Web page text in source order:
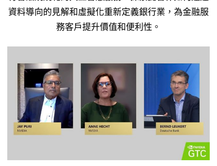
資料導向的見解和虛擬化重新定義銀行業，為金融服
務客戶提升價值和便利性。